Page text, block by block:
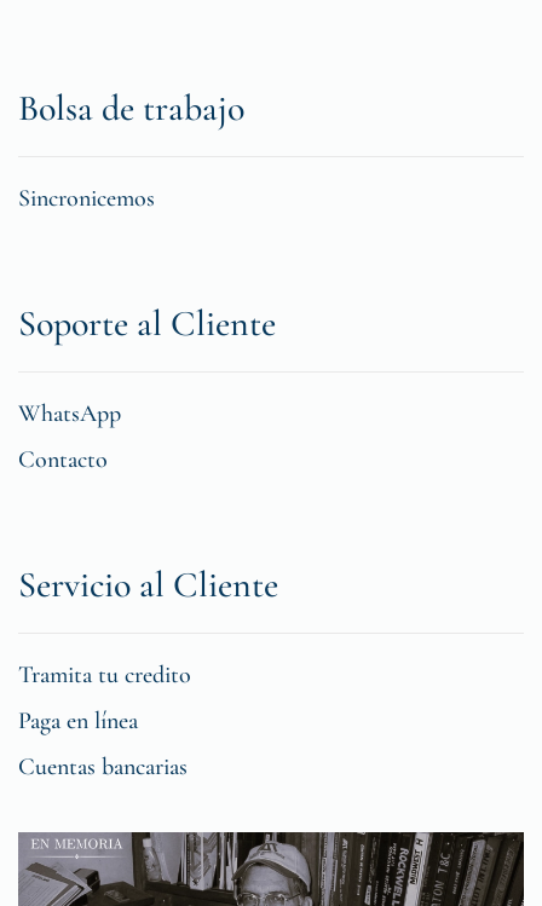
Bolsa de trabajo
Sincronicemos
Soporte al Cliente
WhatsApp
Contacto
Servicio al Cliente
Tramita tu credito
Paga en línea
Cuentas bancarias